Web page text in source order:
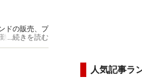
ドの販売、プ
務経験から
...続きを読む
人気記事ラ